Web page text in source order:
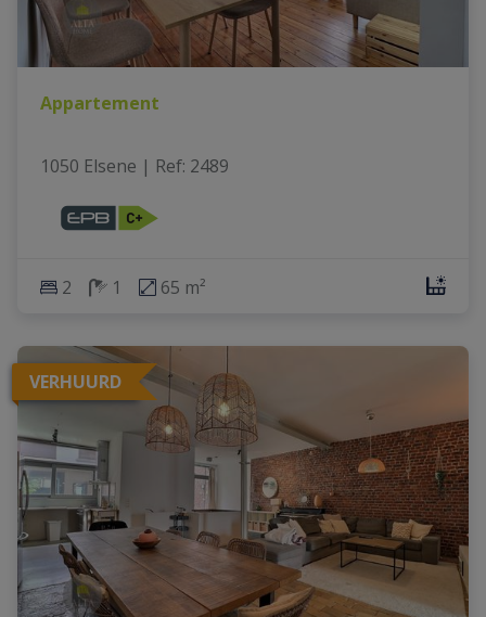
Appartement
1050 Elsene | Ref: 2489
2 1 65 m²
VERHUURD